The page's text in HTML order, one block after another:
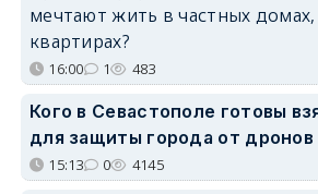
мечтают жить в частных
квартирах?
16:00 1 483
Кого в Севастополе готовы
для защиты города от дронов
15:13 0 4145